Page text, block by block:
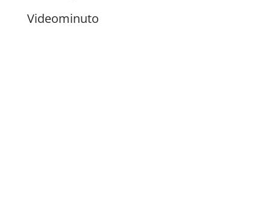
Videominuto